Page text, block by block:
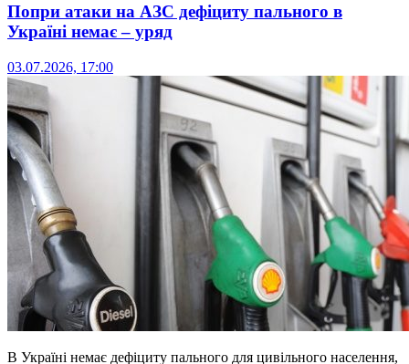
Попри атаки на АЗС дефіциту пального в
Україні немає – уряд
03.07.2026, 17:00
В Україні немає дефіциту пального для цивільного населення,